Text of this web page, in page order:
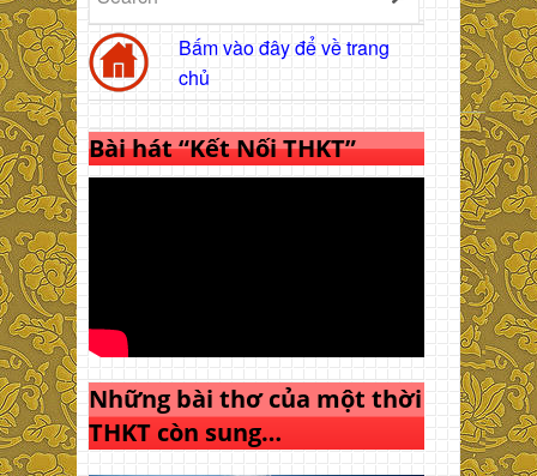
Bấm vào đây để về trang
chủ
Bài hát “Kết Nối THKT”
Những bài thơ của một thời
THKT còn sung…